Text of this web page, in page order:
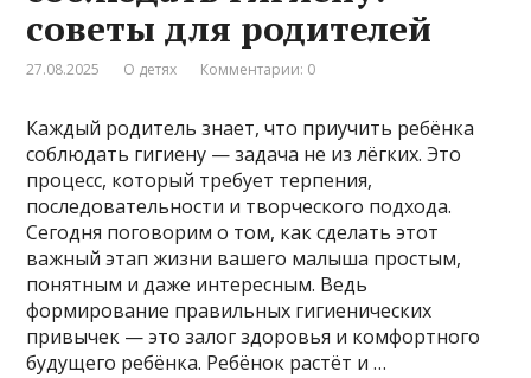
советы для родителей
27.08.2025 О детях Комментарии: 0
Каждый родитель знает, что приучить ребёнка
соблюдать гигиену — задача не из лёгких. Это
процесс, который требует терпения,
последовательности и творческого подхода.
Сегодня поговорим о том, как сделать этот
важный этап жизни вашего малыша простым,
понятным и даже интересным. Ведь
формирование правильных гигиенических
привычек — это залог здоровья и комфортного
будущего ребёнка. Ребёнок растёт и …